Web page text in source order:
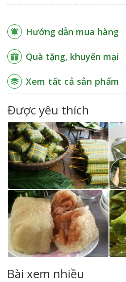
Hướng dẫn mua hàng
Quà tặng, khuyến mại
Xem tất cả sản phẩm
Được yêu thích
Bài xem nhiều